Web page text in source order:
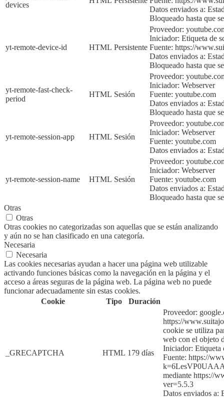
devices
Datos enviados a:
Bloqueado hasta que
yt-remote-device-id HTML Persistente
Proveedor:
Iniciador: Etiqueta de
Fuente: https://
Datos enviados a:
Bloqueado hasta que
yt-remote-fast-check-
period
HTML Sesión
Proveedor:
Iniciador: Webserver
Fuente: youtube.com
Datos enviados a:
Bloqueado hasta que
yt-remote-session-app HTML Sesión
Proveedor:
Iniciador: Webserver
Fuente: youtube.com
Datos enviados a:
yt-remote-session-name HTML Sesión
Proveedor:
Iniciador: Webserver
Fuente: youtube.com
Datos enviados a:
Bloqueado hasta que
Otras
Otras
Otras cookies no categorizadas son aquellas que se están analizando
y aún no se han clasificado en una categoría.
Necesaria
Necesaria
Las cookies necesarias ayudan a hacer una página web utilizable
activando funciones básicas como la navegación en la página y el
acceso a áreas seguras de la página web. La página web no puede
funcionar adecuadamente sin estas cookies.
Cookie
Tipo Duración
_GRECAPTCHA HTML 179 días
Proveedor:
https://
cookie se utiliza
web con el objeto
Iniciador: Etiqueta
Fuente: https://
mediante https://
ver=5.5.3
Datos enviados a: